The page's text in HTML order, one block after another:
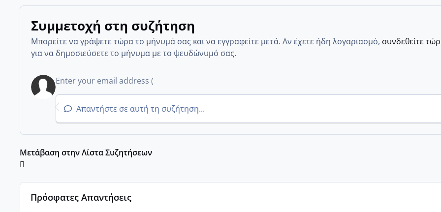
Συμμετοχή στη συζήτηση
Μπορείτε να γράψετε τώρα το μήνυμά σας και να εγγραφείτε μετά. Αν έχετε ήδη λογαριασμό, συνδεθείτε
για να δημοσιεύσετε το μήνυμα με το ψευδώνυμό σας.
Απαντήστε σε αυτή τη συζήτηση...
Μετάβαση στην Λίστα Συζητήσεων
Πρόσφατες Απαντήσεις